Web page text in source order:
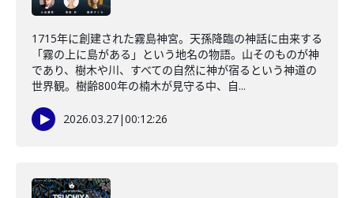
1715年に創建された霧島神宮。天孫降臨の神話に由来する
「霧の上に島がある」という地名の物語。山そのものが神
であり、樹木や川、すべての自然に神が宿るという神道の
世界観。樹齢800年の楠木が見守る中、自...
2026.03.27|00:12:26